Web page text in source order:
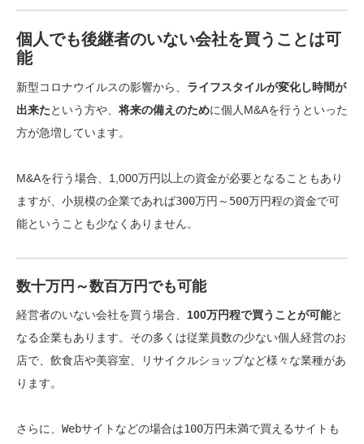
個人でも後継者のいない会社を買うことは可
能
新型コロナウイルスの影響から、 ライフスタイルが変化し時間が
出来たという方や、 将来の備えのために個人M&Aを行うといった
方が急増しています。
M&Aを行う場合、1,000万円以上の資金が必要となることもあり
ますが、小規模の企業であれば300万円～500万円程の資金で可
能ということも少なくありません。
数十万円～数百万円でも可能
経営者のいない会社を買う場合、 100万円程で買うことが可能と
なる企業もあります。その多くは従業員数の少ない個人経営のお
店で、飲食店や美容室、リサイクルショップなど様々な業種があ
ります。
さらに、 Webサイトなどの場合は100万円未満で買えるサイトも